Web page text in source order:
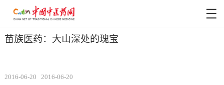
苗族医药：大山深处的瑰宝
2016-06-20 2016-06-20